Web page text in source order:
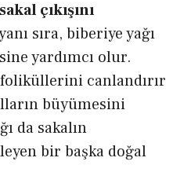
çıkışını
sıra, biberiye yağı
yardımcı olur.
canlandırır
büyümesini
da sakalın
bir başka doğal